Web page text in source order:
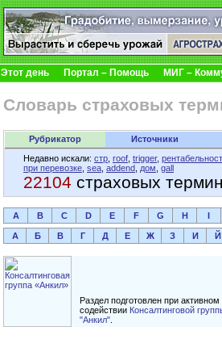
Этот день Портал – Помощь МИГ –
Словарь страховых
Рубрикатор
Источники
Недавно искали: стр roof trigger,
при перевозке sea addend дом gall
22104 страховых
A B C D E F G H
А Б В Г Д Е Ж З И Й
Раздел подготовлен при активном
содействии Консалтинговой
"Анкил"